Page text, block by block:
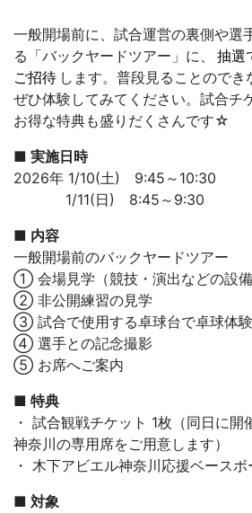
一般開場前に、試合運営の裏側や選
る「バックヤードツアー」に、
抽選
ご招待 します。普段見ることのでき
ぜひ体験してみてください。試合チ
お得な特典も盛りだくさんです☆
■ 実施日時
2026年 1/10(土) 9:45～10:30
1/11(日) 8:45～9:30
■ 内容
一般開場前のバックヤードツアー
① 会場見学（競技・演出などの設備
② 非公開練習の見学
③ 試合で使用する卓球台で卓球体験
④ 選手との記念撮影
⑤ お席へご案内
■ 特典
・ 試合観戦チケット 1枚（同日に
神奈川の専用席をご用意します）
・ 木下アビエル神奈川応援ベース
■ 対象